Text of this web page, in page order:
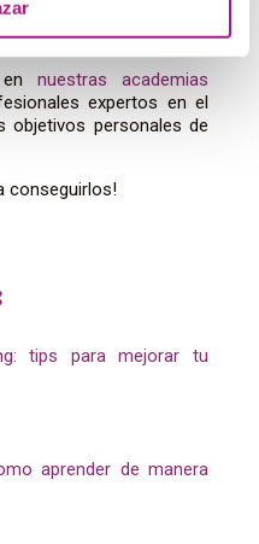
a crear tu English lesson
nuestras academias
expertos en el
objetivos personales de
conseguirlos!
tips para mejorar tu
aprender de manera